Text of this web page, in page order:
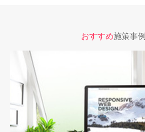
おすすめ施策事例